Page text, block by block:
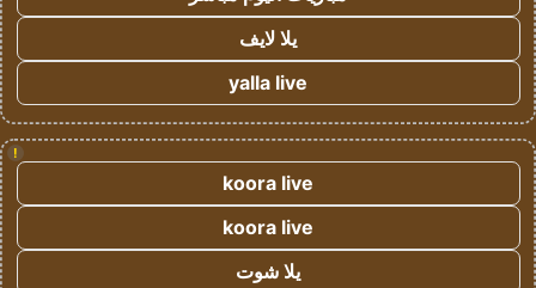
يلا لايف
yalla live
!
koora live
koora live
يلا شوت